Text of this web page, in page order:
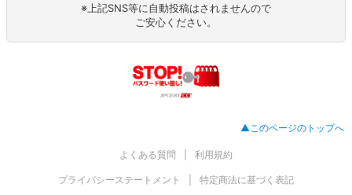
※上記SNS等に自動投稿はされませんので
ご安心ください。
▲このページのトップへ
よくある質問 利用規約
プライバシーステートメント 特定商法に基づく表記